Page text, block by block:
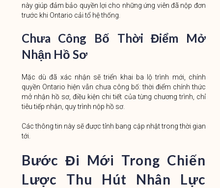
này giúp đảm bảo quyền lợi cho những ứng viên đã nộp đơn
trước khi Ontario cải tổ hệ thống.
Chưa Công Bố Thời Điểm Mở
Nhận Hồ Sơ
Mặc dù đã xác nhận sẽ triển khai ba lộ trình mới, chính
quyền Ontario hiện vẫn chưa công bố: thời điểm chính thức
mở nhận hồ sơ, điều kiện chi tiết của từng chương trình, chỉ
tiêu tiếp nhận, quy trình nộp hồ sơ.
Các thông tin này sẽ được tỉnh bang cập nhật trong thời gian
tới.
Bước Đi Mới Trong Chiến
Lược Thu Hút Nhân Lực